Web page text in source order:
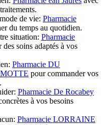
de vie: Pharmacie
du temps au quotidien.
situation: Pharmacie
des soins adaptés à vos
Pharmacie DU
pour commander vos
Pharmacie De Rocabey
à vos besoins
Pharmacie LORRAINE